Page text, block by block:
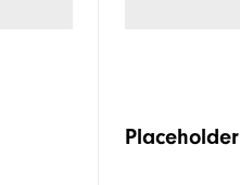
Placeholder